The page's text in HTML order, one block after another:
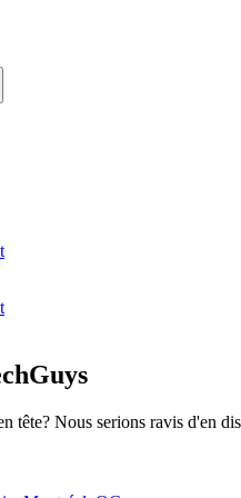
tête? Nous serions ravis d'en